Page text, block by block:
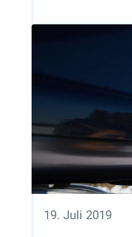
19. Juli 2019